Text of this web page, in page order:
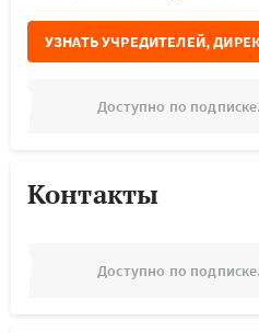
УЗНАТЬ УЧРЕДИТЕЛЕЙ,
Доступно по подписке.
Контакты
Доступно по подписке.